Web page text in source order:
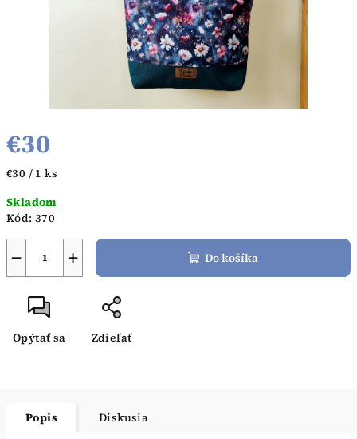
€30
Jednotková
€30 / 1 ks
Skladom
Kód: 370
+
− Do košíka
Opýtať sa Zdieľať
Popis Diskusia